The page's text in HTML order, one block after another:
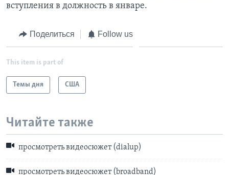
вступления в должность в январе.
Поделиться Follow us
This item is part of
Темы дня США
Читайте также
просмотреть видеосюжет (dialup)
просмотреть видеосюжет (broadband)